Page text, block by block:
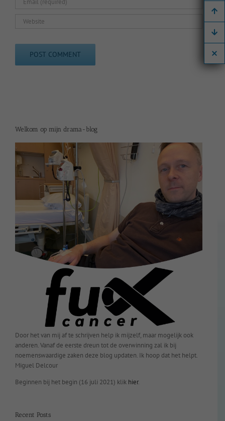
Welkom op mijn drama-blog
Door het van mij af te schrijven help ik mijzelf, maar mogelijk ook
anderen. Vanaf de eerste dreun tot de overwinning zal ik bij
noemenswaardige zaken deze blog updaten. Ik hoop dat het helpt.
Miguel Delcour
Beginnen bij het begin (16 juli 2021) klik hier.
Recent Posts